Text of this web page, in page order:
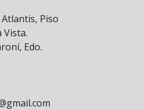
Piso
Vista.
Edo.